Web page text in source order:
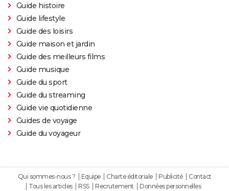
Guide histoire
Guide lifestyle
Guide des loisirs
Guide maison et jardin
Guide des meilleurs films
Guide musique
Guide du sport
Guide du streaming
Guide vie quotidienne
Guides de voyage
Guide du voyageur
Qui sommes-nous ? Equipe Charte éditoriale Publicité
Contact
Tous les articles
RSS Recrutement Données personnelles